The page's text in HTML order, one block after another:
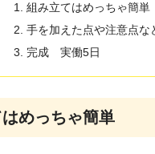
組み立てはめっちゃ簡単
手を加えた点や注意点な
完成 実働5日
めっちゃ簡単